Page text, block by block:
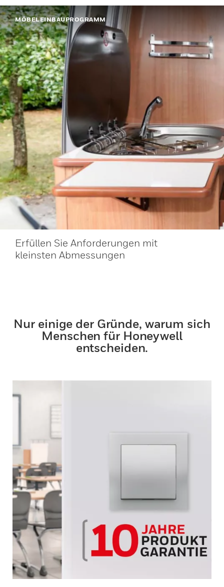
MÖBELEINBAUPROGRAMM
Erfüllen Sie Anforderungen mit
kleinsten Abmessungen
Nur einige der Gründe, warum sich
Menschen für Honeywell
entscheiden.